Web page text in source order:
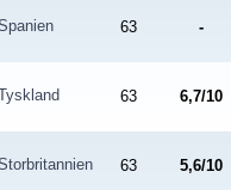
63 -
63 6,7/10
63 5,6/10